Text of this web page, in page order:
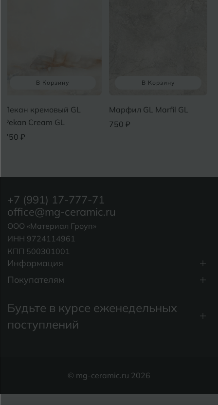
В Корзину
Пекан кремовый GL
Pekan Cream GL
750 ₽
В Корзину
Марфил GL Marfil GL
750 ₽
Информация
Покупателям
+7 (991) 17-777-71
office@mg-ceramic.ru
ООО «Материал Гроуп»
ИНН 9724114961
КПП 500301001
Будьте в курсе еженедельных
поступлений
© mg-ceramic.ru 2026